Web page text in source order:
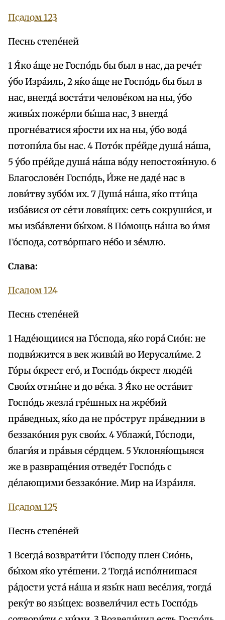
Псалом 123
Песнь степе́ней
1 Я́ко а́ще не Госпо́дь бы был в нас, да рече́т
у́бо Изра́иль, 2 я́ко а́ще не Госпо́дь бы был в
нас, внегда́ воста́ти челове́ком на ны, у́бо
живы́х поже́рли бы́ша нас, 3 внегда́
прогне́ватися я́рости их на ны, у́бо вода́
потопи́ла бы нас. 4 Пото́к пре́йде душа́ на́ша,
5 у́бо пре́йде душа́ на́ша во́ду непостоя́нную. 6
Благослове́н Госпо́дь, И́же не даде́ нас в
лови́тву зубо́м их. 7 Душа́ на́ша, я́ко пти́ца
изба́вися от се́ти ловя́щих: сеть сокруши́ся, и
мы изба́влени бы́хом. 8 По́мощь на́ша во и́мя
Го́спода, сотво́ршаго не́бо и зе́млю.
Слава:
Псалом 124
Песнь степе́ней
1 Наде́ющиися на Го́спода, я́ко гора́ Сио́н: не
подви́жится в век живы́й во Иерусали́ме. 2
Го́ры о́крест eго́, и Госпо́дь о́крест люде́й
Свои́х отны́не и до ве́ка. 3 Я́ко не оста́вит
Госпо́дь жезла́ гре́шных на жре́бий
пра́ведных, я́ко да не про́струт пра́веднии в
беззако́ния рук свои́х. 4 Ублажи́, Го́споди,
благи́я и пра́выя се́рдцем. 5 Уклоня́ющыяся
же в развраще́ния отведе́т Госпо́дь с
де́лающими беззако́ние. Мир на Изра́иля.
Псалом 125
Песнь степе́ней
1 Всегда́ возврати́ти Го́споду плен Сио́нь,
бы́хом я́ко уте́шени. 2 Тогда́ испо́лнишася
ра́дости уста́ на́ша и язы́к наш весе́лия, тогда́
реку́т во язы́цех: возвели́чил есть Госпо́дь